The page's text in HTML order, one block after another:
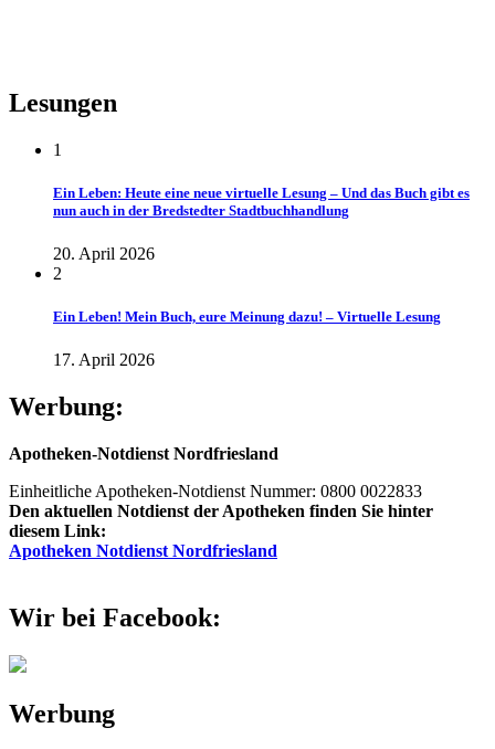
Lesungen
1
Ein Leben: Heute eine neue virtuelle Lesung – Und das Buch gibt es
nun auch in der Bredstedter Stadtbuchhandlung
20. April 2026
2
Ein Leben! Mein Buch, eure Meinung dazu! – Virtuelle Lesung
17. April 2026
Werbung:
Apotheken-Notdienst Nordfriesland
Einheitliche Apotheken-Notdienst Nummer: 0800 0022833
Den aktuellen Notdienst der Apotheken finden Sie hinter
diesem Link:
Apotheken Notdienst Nordfriesland
Wir bei Facebook:
Werbung